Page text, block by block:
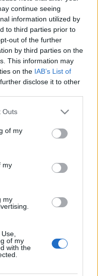
continue seeing
information utilized by
to third parties prior to
out of the further
by third parties on the
This information may
on the IAB’s List of
disclose it to other
one or more Google
You may click to
its third-party tags to
in below Google
Outs
of my
my
my
of my
with the
Péter, Lukács Anita,
Szilvi és Vadász Zsolt.
Gyula.
Oszvald Marikát, aki
című dalt,
– fogalmaz a művész.
ígér a nézőknek, sok
a gálaest egyszeri és
a közönségnek,
az előadásnak van egy
könnyedén
a jelenetek különféle
kávéházat, palotát,
Az operettslágereket